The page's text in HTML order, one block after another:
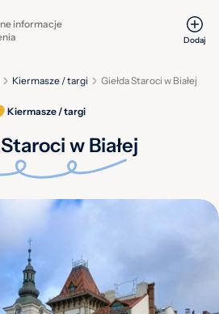
informacje
Dodaj
Giełda Staroci w Białej
Kiermasze / targi
Kiermasze / targi
w Białej